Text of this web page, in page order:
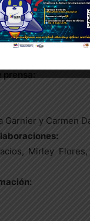
Guerrero.
Garnier y Carmen
Mirley